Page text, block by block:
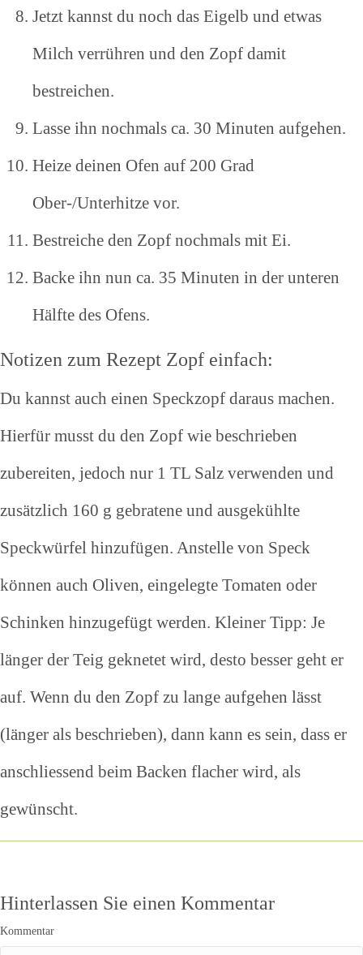
Jetzt kannst du noch das Eigelb und etwas
Milch verrühren und den Zopf damit
bestreichen.
Lasse ihn nochmals ca. 30 Minuten aufgehen.
Heize deinen Ofen auf 200 Grad
Ober-/Unterhitze vor.
Bestreiche den Zopf nochmals mit Ei.
Backe ihn nun ca. 35 Minuten in der unteren
Hälfte des Ofens.
Notizen zum Rezept Zopf einfach:
Du kannst auch einen Speckzopf daraus machen.
Hierfür musst du den Zopf wie beschrieben
zubereiten, jedoch nur 1 TL Salz verwenden und
zusätzlich 160 g gebratene und ausgekühlte
Speckwürfel hinzufügen. Anstelle von Speck
können auch Oliven, eingelegte Tomaten oder
Schinken hinzugefügt werden. Kleiner Tipp: Je
länger der Teig geknetet wird, desto besser geht er
auf. Wenn du den Zopf zu lange aufgehen lässt
(länger als beschrieben), dann kann es sein, dass er
anschliessend beim Backen flacher wird, als
gewünscht.
Hinterlassen Sie einen Kommentar
Kommentar